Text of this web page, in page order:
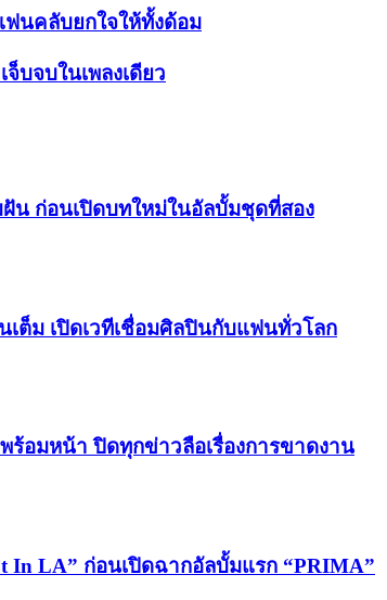
นคลับยกใจให้ทั้งด้อม
บจบในเพลงเดียว
ฝัน ก่อนเปิดบทใหม่ในอัลบั้มชุดที่สอง
เต็ม เปิดเวทีเชื่อมศิลปินกับแฟนทั่วโลก
อมหน้า ปิดทุกข่าวลือเรื่องการขาดงาน
In LA” ก่อนเปิดฉากอัลบั้มแรก “PRIMA”